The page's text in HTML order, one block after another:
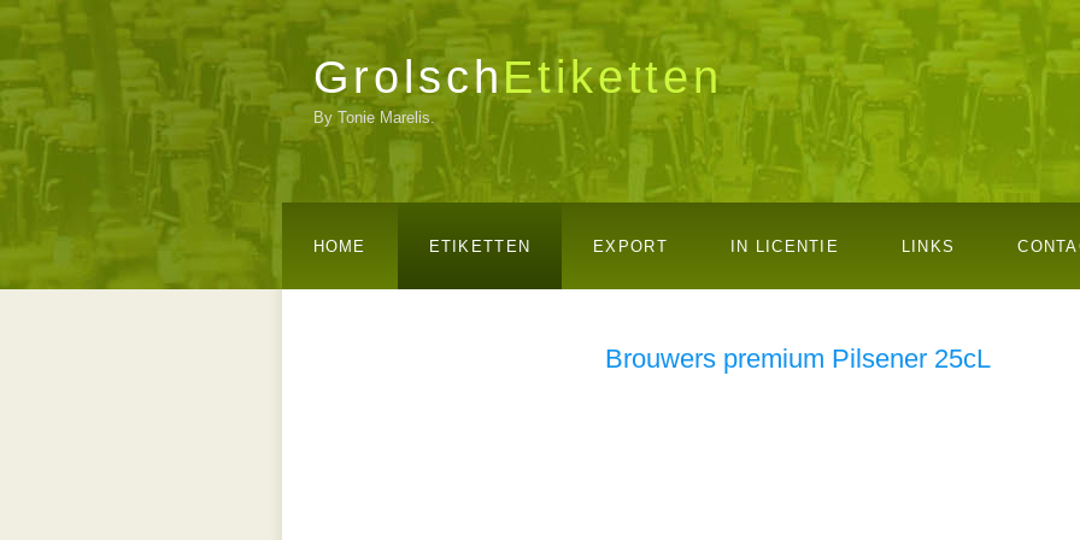
GrolschEtiketten
By Tonie Marelis.
HOME ETIKETTEN EXPORT IN LICENTIE LINKS
Brouwers premium Pilsener 25cL